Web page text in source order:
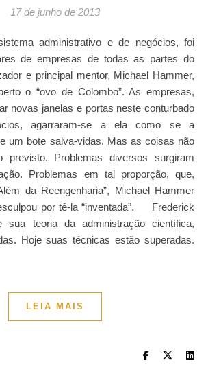
17 de junho de 2013
de empresas de todas as partes do
e principal mentor, Michael Hammer,
o “ovo de Colombo”. As empresas,
novas janelas e portas neste conturbado
agarraram-se a ela como se a
um bote salva-vidas. Mas as coisas não
previsto. Problemas diversos surgiram
Problemas em tal proporção, que,
da Reengenharia”, Michael Hammer
por tê-la “inventada”. Frederick
sua teoria da administração científica,
Hoje suas técnicas estão superadas.
LEIA MAIS